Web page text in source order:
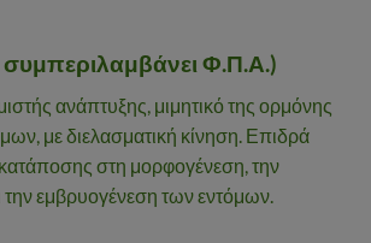
συμπεριλαμβάνει Φ.Π.Α.)
ανάπτυξης, μιμητικό της ορμόνης
με διελασματική κίνηση. Επιδρά
στη μορφογένεση, την
εμβρυογένεση των εντόμων.